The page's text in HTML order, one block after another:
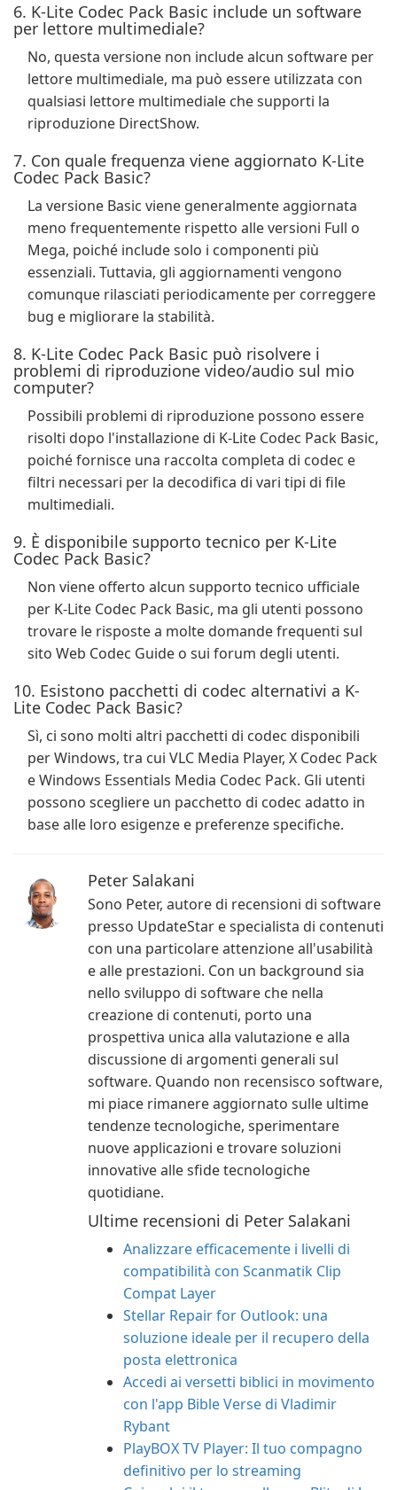
6. K-Lite Codec Pack Basic include un software
per lettore multimediale?
No, questa versione non include alcun software per
lettore multimediale, ma può essere utilizzata con
qualsiasi lettore multimediale che supporti la
riproduzione DirectShow.
7. Con quale frequenza viene aggiornato K-Lite
Codec Pack Basic?
La versione Basic viene generalmente aggiornata
meno frequentemente rispetto alle versioni Full o
Mega, poiché include solo i componenti più
essenziali. Tuttavia, gli aggiornamenti vengono
comunque rilasciati periodicamente per correggere
bug e migliorare la stabilità.
8. K-Lite Codec Pack Basic può risolvere i
problemi di riproduzione video/audio sul mio
computer?
Possibili problemi di riproduzione possono essere
risolti dopo l'installazione di K-Lite Codec Pack Basic,
poiché fornisce una raccolta completa di codec e
filtri necessari per la decodifica di vari tipi di file
multimediali.
9. È disponibile supporto tecnico per K-Lite
Codec Pack Basic?
Non viene offerto alcun supporto tecnico ufficiale
per K-Lite Codec Pack Basic, ma gli utenti possono
trovare le risposte a molte domande frequenti sul
sito Web Codec Guide o sui forum degli utenti.
10. Esistono pacchetti di codec alternativi a K-
Lite Codec Pack Basic?
Sì, ci sono molti altri pacchetti di codec disponibili
per Windows, tra cui VLC Media Player, X Codec Pack
e Windows Essentials Media Codec Pack. Gli utenti
possono scegliere un pacchetto di codec adatto in
base alle loro esigenze e preferenze specifiche.
Peter Salakani
Sono Peter, autore di recensioni di software
presso UpdateStar e specialista di contenuti
con una particolare attenzione all'usabilità
e alle prestazioni. Con un background sia
nello sviluppo di software che nella
creazione di contenuti, porto una
prospettiva unica alla valutazione e alla
discussione di argomenti generali sul
software. Quando non recensisco software,
mi piace rimanere aggiornato sulle ultime
tendenze tecnologiche, sperimentare
nuove applicazioni e trovare soluzioni
innovative alle sfide tecnologiche
quotidiane.
Ultime recensioni di Peter Salakani
Analizzare efficacemente i livelli di
compatibilità con Scanmatik Clip
Compat Layer
Stellar Repair for Outlook: una
soluzione ideale per il recupero della
posta elettronica
Accedi ai versetti biblici in movimento
con l'app Bible Verse di Vladimir
Rybant
PlayBOX TV Player: Il tuo compagno
definitivo per lo streaming